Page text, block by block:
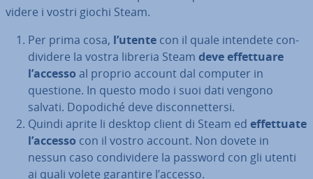
vi­de­re i vostri giochi Steam.
Per prima cosa, l’utente con il quale intendete con­
di­vi­de­re la vostra libreria Steam deve ef­fet­tua­re
l’accesso al proprio account dal computer in
questione. In questo modo i suoi dati vengono
salvati. Dopodiché deve di­scon­net­ter­si.
Quindi aprite li desktop client di Steam ed ef­fet­tua­te
l’accesso con il vostro account. Non dovete in
nessun caso con­di­vi­de­re la password con gli utenti
ai quali volete garantire l’accesso.